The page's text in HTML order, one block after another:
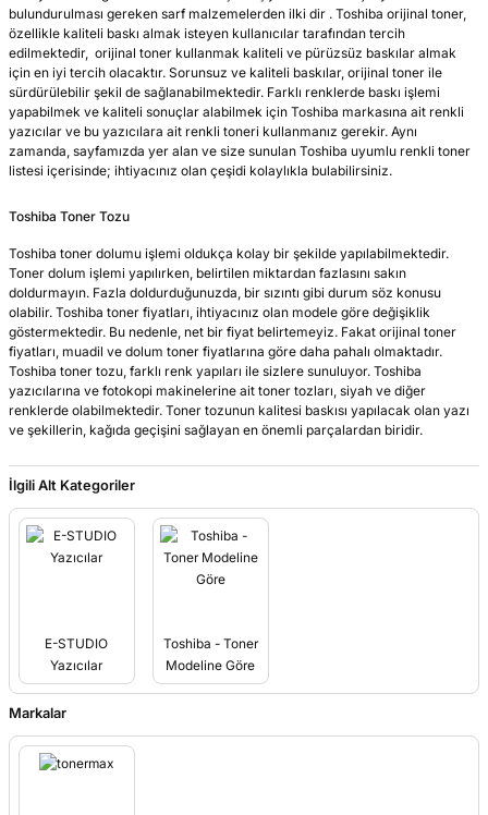
bulundurulması gereken sarf malzemelerden ilki dir . Toshiba orijinal toner,
özellikle kaliteli baskı almak isteyen kullanıcılar tarafından tercih
edilmektedir, orijinal toner kullanmak kaliteli ve pürüzsüz baskılar almak
için en iyi tercih olacaktır. Sorunsuz ve kaliteli baskılar, orijinal toner ile
sürdürülebilir şekil de sağlanabilmektedir. Farklı renklerde baskı işlemi
yapabilmek ve kaliteli sonuçlar alabilmek için Toshiba markasına ait renkli
yazıcılar ve bu yazıcılara ait renkli toneri kullanmanız gerekir. Aynı
zamanda, sayfamızda yer alan ve size sunulan Toshiba uyumlu renkli toner
listesi içerisinde; ihtiyacınız olan çeşidi kolaylıkla bulabilirsiniz.
Toshiba Toner Tozu
Toshiba toner dolumu işlemi oldukça kolay bir şekilde yapılabilmektedir.
Toner dolum işlemi yapılırken, belirtilen miktardan fazlasını sakın
doldurmayın. Fazla doldurduğunuzda, bir sızıntı gibi durum söz konusu
olabilir. Toshiba toner fiyatları, ihtiyacınız olan modele göre değişiklik
göstermektedir. Bu nedenle, net bir fiyat belirtemeyiz. Fakat orijinal toner
fiyatları, muadil ve dolum toner fiyatlarına göre daha pahalı olmaktadır.
Toshiba toner tozu, farklı renk yapıları ile sizlere sunuluyor. Toshiba
yazıcılarına ve fotokopi makinelerine ait toner tozları, siyah ve diğer
renklerde olabilmektedir. Toner tozunun kalitesi baskısı yapılacak olan yazı
ve şekillerin, kağıda geçişini sağlayan en önemli parçalardan biridir.
İlgili Alt Kategoriler
E-STUDIO
Yazıcılar
Toshiba - Toner
Modeline Göre
Markalar